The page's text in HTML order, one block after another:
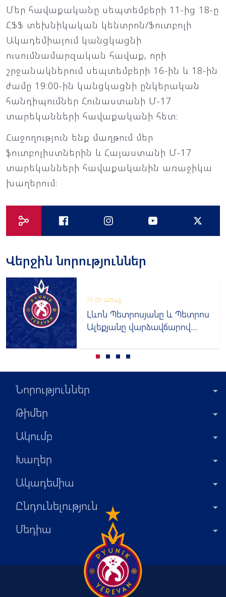
Մեր հավաքականը սեպտեմբերի 11-ից 18-ը
ՀՖՖ տեխնիկական կենտրոն/Ֆուտբոլի
Ակադեմիայում կանցկացնի
ուսումնամարզական հավաք, որի
շրջանակներում սեպտեմբերի 16-ին և 18-ին
ժամը 19։00-ին կանցկացնի ընկերական
հանդիպումներ Հունաստանի Մ-17
տարեկանների հավաքականի հետ։
Հաջողություն ենք մաղթում մեր
ֆուտբոլիստներին և Հայաստանի Մ-17
տարեկանների հավաքականին առաջիկա
խաղերում։
Վերջին նորություններ
19 օր առաջ
Լևոն Պետրոսյանը և Պետրոս
Ալեքյանը վարձավճարով
Նորություններ
Թիմեր
Ակումբ
Խաղեր
Ակադեմիա
Ընդունելություն
Մեդիա